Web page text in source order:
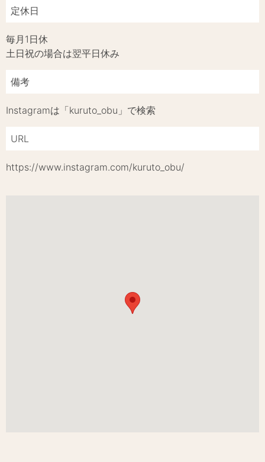
定休日
毎月1日休
土日祝の場合は翌平日休み
備考
Instagramは「kuruto_obu」で検索
URL
https://www.instagram.com/kuruto_obu/